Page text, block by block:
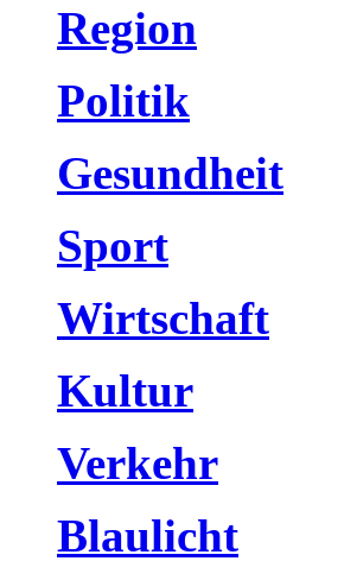
Region
Politik
Gesundheit
Sport
Wirtschaft
Kultur
Verkehr
Blaulicht